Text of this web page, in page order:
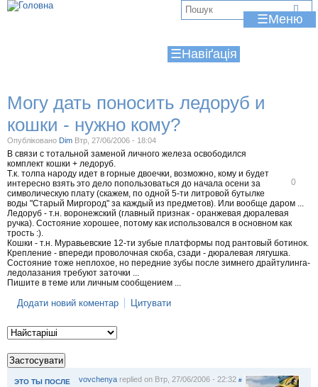
Jump to navigation
☰
☰
Могу дать поносить ледоруб и
кошки - нужно кому?
Опубліковано Dim Втр, 27/06/2006 - 18:04
д
м
і
и
т
и
0
В связи с тотальной заменой личного железа освободился
комплект кошки + ледоруб.
Т.к. толпа народу идет в горные двоечки, возможно, кому и будет
интересно взять это дело попользоваться до начала осени за
символическую плату (скажем, по одной 5-ти литровой бутылке
воды "Старый Миргород" за каждый из предметов). Или вообще даром ...
Ледоруб - т.н. воронежский (главный признак - оранжевая дюралевая
ручка). Состояние хорошее, потому как использовался в основном как
трость :).
Кошки - т.н. Муравьевские 12-ти зубые платформы под рантовый ботинок.
Крепление - впереди проволочная скоба, сзади - дюралевая лягушка.
Состояние тоже неплохое, но передние зубы после зимнего драйтулинга-
ледолазания требуют заточки ...
Пишите в теме или личным сообщением ...
Додати новий коментар Цитувати
ЭТО ТЫ ПОСЛЕ vovchenyareplied on Втр, 27/06/2006 - 22:32 #